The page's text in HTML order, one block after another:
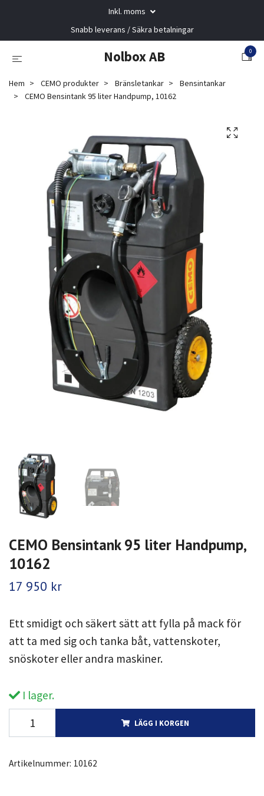
Inkl. moms
Snabb leverans / Säkra betalningar
Nolbox AB 0
Hem CEMO produkter Bränsletankar
Bensintankar
CEMO Bensintank 95 liter Handpump, 10162
CEMO Bensintank 95 liter Handpump,
10162
17 950 kr
Ett smidigt och säkert sätt att fylla på mack för
att ta med sig och tanka båt, vattenskoter,
snöskoter eller andra maskiner.
I lager.
LÄGG I KORGEN
Artikelnummer: 10162